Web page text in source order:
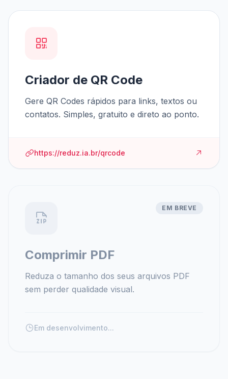
Criador de QR Code
Gere QR Codes rápidos para links, textos ou
contatos. Simples, gratuito e direto ao ponto.
https://reduz.ia.br/qrcode
EM BREVE
Comprimir PDF
Reduza o tamanho dos seus arquivos PDF
sem perder qualidade visual.
Em desenvolvimento...